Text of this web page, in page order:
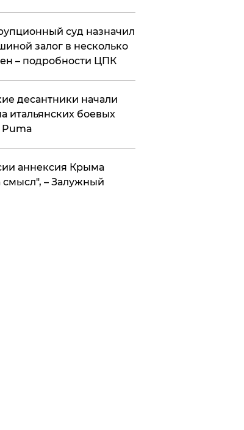
суд назначил
залог в несколько
– подробности ЦПК
десантники начали
итальянских боевых
аннексия Крыма
смысл", – Залужный